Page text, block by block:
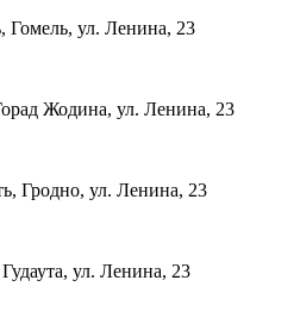
Гомель, ул. Ленина, 23
Жодина, ул. Ленина, 23
Гродно, ул. Ленина, 23
ул. Ленина, 23